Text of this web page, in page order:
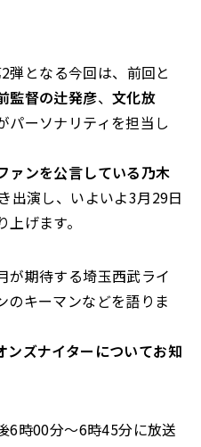
弾となる今回は、前回と
監督の辻発彦、文化放
パーソナリティを担当し
ァンを公言している乃木
出演し、いよいよ3月29日
げます。
が期待する埼玉西武ライ
のキーマンなどを語りま
ンズナイターについてお知
6時00分～6時45分に放送